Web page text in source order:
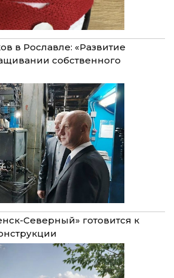
в Рославле: «Развитие
собственного
Северный» готовится к